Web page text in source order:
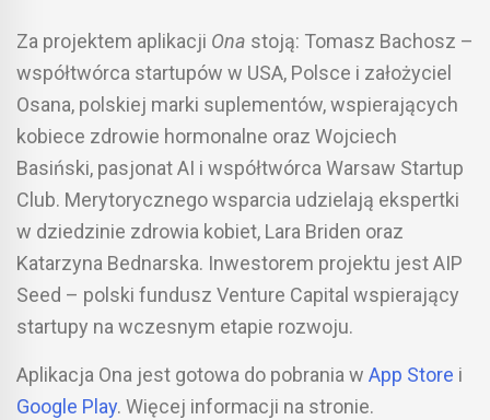
Za projektem aplikacji Ona stoją: Tomasz Bachosz –
współtwórca startupów w USA, Polsce i założyciel
Osana, polskiej marki suplementów, wspierających
kobiece zdrowie hormonalne oraz Wojciech
Basiński, pasjonat AI i współtwórca Warsaw Startup
Club. Merytorycznego wsparcia udzielają ekspertki
w dziedzinie zdrowia kobiet, Lara Briden oraz
Katarzyna Bednarska. Inwestorem projektu jest AIP
Seed – polski fundusz Venture Capital wspierający
startupy na wczesnym etapie rozwoju.
Aplikacja Ona jest gotowa do pobrania w App Store i
Google Play. Więcej informacji na stronie.